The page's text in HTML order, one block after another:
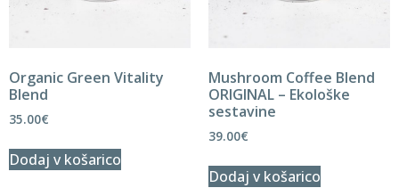
Organic Green Vitality
Blend
35.00€
Dodaj v košarico
Mushroom Coffee Blend
ORIGINAL – Ekološke
sestavine
39.00€
Dodaj v košarico